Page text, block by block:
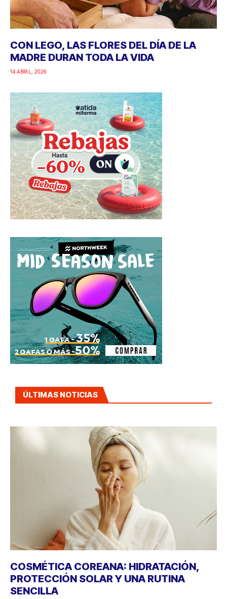
CON LEGO, LAS FLORES DEL DÍA DE LA
MADRE DURAN TODA LA VIDA
14 ABRIL, 2026
ÚLTIMAS NOTICIAS
COSMÉTICA COREANA: HIDRATACIÓN,
PROTECCIÓN SOLAR Y UNA RUTINA
SENCILLA